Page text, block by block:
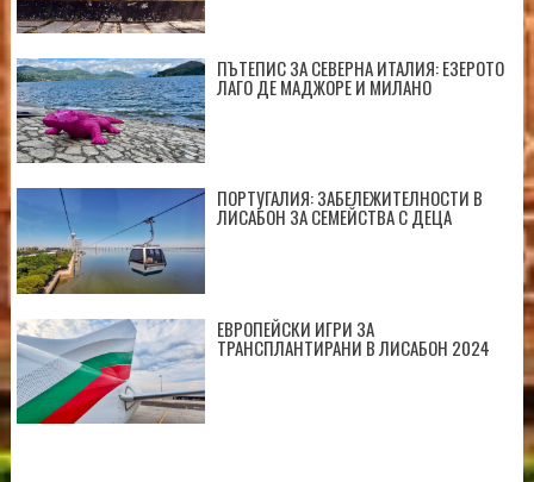
ПЪТЕПИС ЗА СЕВЕРНА ИТАЛИЯ: ЕЗЕРОТО
ЛАГО ДЕ МАДЖОРЕ И МИЛАНО
ПОРТУГАЛИЯ: ЗАБЕЛЕЖИТЕЛНОСТИ В
ЛИСАБОН ЗА СЕМЕЙСТВА С ДЕЦА
ЕВРОПЕЙСКИ ИГРИ ЗА
ТРАНСПЛАНТИРАНИ В ЛИСАБОН 2024